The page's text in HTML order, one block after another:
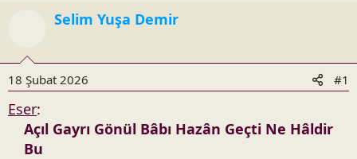
a
l
a
t
n
t
r
h
Selim Yuşa Demir
18 Şubat 2026 #1
Eser:
Açıl Gayrı Gönül Bâbı Hazân Geçti Ne Hâldir
Bu